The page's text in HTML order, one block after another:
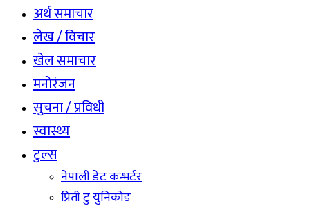
अर्थ समाचार
लेख / विचार
खेल समाचार
मनोरंजन
सुचना / प्रविधी
स्वास्थ्य
टुल्स
नेपाली डेट कन्भर्टर
प्रिती टु युनिकोड